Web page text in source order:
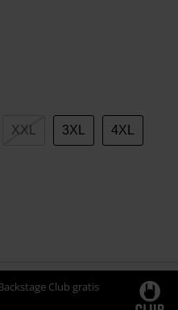
XXL 3XL 4XL
Club gratis